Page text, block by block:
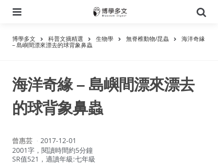
尋
博學多文 科普文摘精選 生物學 無脊椎動物/昆蟲 海洋奇緣
– 島嶼間漂來漂去的球背象鼻蟲
海洋奇緣 – 島嶼間漂來漂去
的球背象鼻蟲
作
者：
曾惠芸
2017-12-01
2001字，閱讀時間約5分鐘
SR值521，適讀年級:七年級